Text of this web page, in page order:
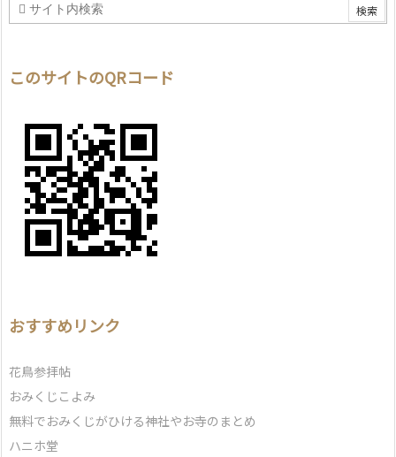
このサイトのQRコード
おすすめリンク
花鳥参拝帖
おみくじこよみ
無料でおみくじがひける神社やお寺のまとめ
ハニホ堂